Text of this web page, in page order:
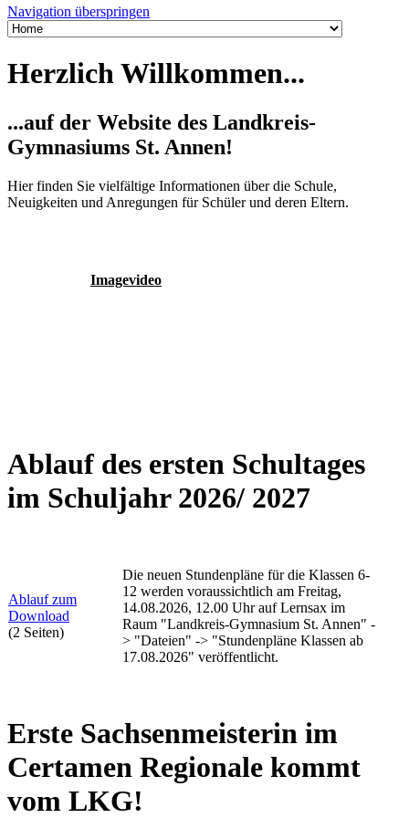
Navigation überspringen
Herzlich Willkommen...
...auf der Website des Landkreis-
Gymnasiums St. Annen!
Hier finden Sie vielfältige Informationen über die Schule,
Neuigkeiten und Anregungen für Schüler und deren Eltern.
Imagevideo
Ablauf des ersten Schultages
im Schuljahr 2026/ 2027
Ablauf zum
Download
(2 Seiten)
Die neuen Stundenpläne für die Klassen 6-
12 werden voraussichtlich am Freitag,
14.08.2026, 12.00 Uhr auf Lernsax im
Raum "Landkreis-Gymnasium St. Annen" -
> "Dateien" -> "Stundenpläne Klassen ab
17.08.2026" veröffentlicht.
Erste Sachsenmeisterin im
Certamen Regionale kommt
vom LKG!